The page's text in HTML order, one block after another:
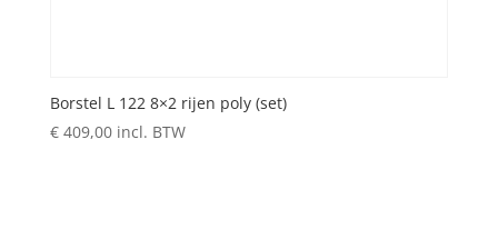
Borstel L 122 8×2 rijen poly (set)
€409,00 incl. BTW